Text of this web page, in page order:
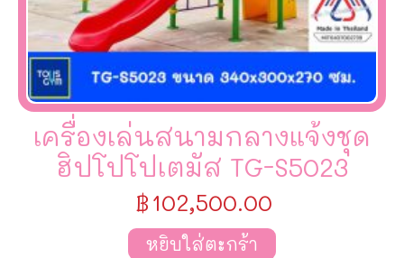
เครื่องเล่นสนามกลางแจ้งชุด
ฮิปโปโปเตมัส TG-S5023
฿102,500.00
หยิบใส่ตะกร้า